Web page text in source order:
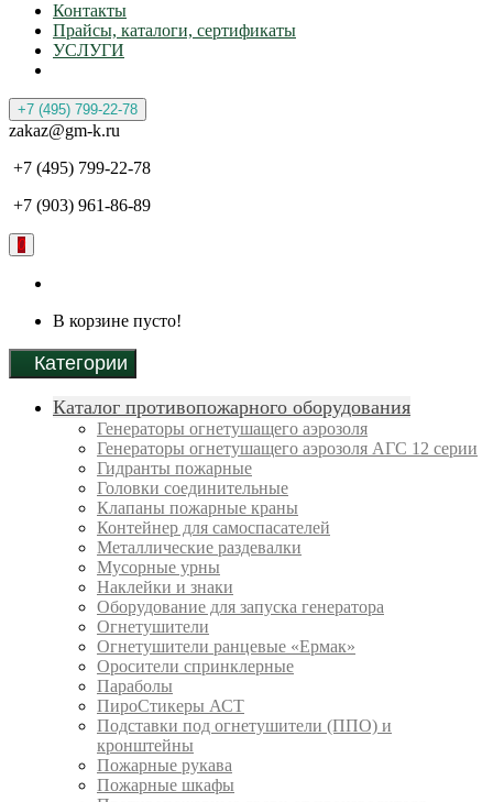
Контакты
Прайсы, каталоги, сертификаты
УСЛУГИ
+7 (495) 799-22-78
zakaz@gm-k.ru
+7 (495) 799-22-78
+7 (903) 961-86-89
0
В корзине пусто!
Категории
Каталог противопожарного оборудования
Генераторы огнетушащего аэрозоля
Генераторы огнетушащего аэрозоля АГС 12 серии
Гидранты пожарные
Головки соединительные
Клапаны пожарные краны
Контейнер для самоспасателей
Металлические раздевалки
Мусорные урны
Наклейки и знаки
Оборудование для запуска генератора
Огнетушители
Огнетушители ранцевые «Ермак»
Оросители спринклерные
Параболы
ПироСтикеры АСТ
Подставки под огнетушители (ППО) и
кронштейны
Пожарные рукава
Пожарные шкафы